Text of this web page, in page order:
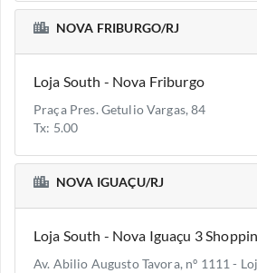
NOVA FRIBURGO/RJ
Loja South - Nova Friburgo
Praça Pres. Getulio Vargas, 84
Tx: 5.00
NOVA IGUAÇU/RJ
Loja South - Nova Iguaçu 3
Av. Abilio Augusto Tavora, nº 1111 -